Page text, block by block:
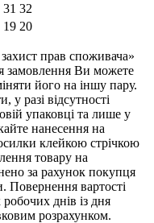
31 32
19 20
прав споживача»
замовлення Ви можете
його на іншу пару.
разі відсутності
упаковці та лише у
нанесення на
клейкою стрічкою
товару на
за рахунок покупця
Повернення вартості
днів із дня
розрахунком.